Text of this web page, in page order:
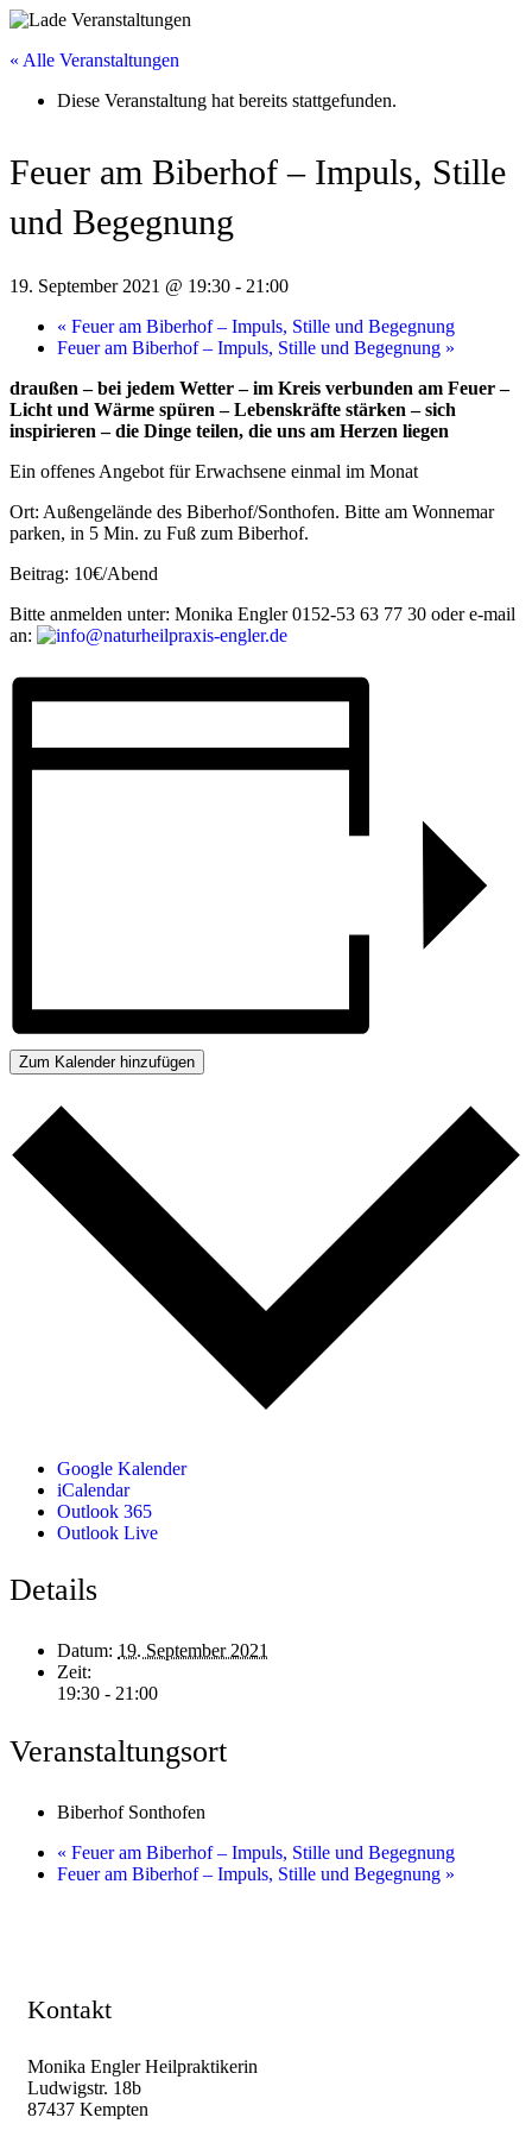
« Alle Veranstaltungen
Diese Veranstaltung hat bereits stattgefunden.
Feuer am Biberhof – Impuls, Stille
und Begegnung
19. September 2021 @ 19:30 - 21:00
« Feuer am Biberhof – Impuls, Stille und Begegnung
Feuer am Biberhof – Impuls, Stille und Begegnung »
draußen – bei jedem Wetter – im Kreis verbunden am Feuer –
Licht und Wärme spüren – Lebenskräfte stärken – sich
inspirieren – die Dinge teilen, die uns am Herzen liegen
Ein offenes Angebot für Erwachsene einmal im Monat
Ort: Außengelände des Biberhof/Sonthofen. Bitte am Wonnemar
parken, in 5 Min. zu Fuß zum Biberhof.
Beitrag: 10€/Abend
Bitte anmelden unter: Monika Engler 0152-53 63 77 30 oder e-mail
an:
Zum Kalender hinzufügen
Google Kalender
iCalendar
Outlook 365
Outlook Live
Details
Datum: 19. September 2021
Zeit:
19:30 - 21:00
Veranstaltungsort
Biberhof Sonthofen
« Feuer am Biberhof – Impuls, Stille und Begegnung
Feuer am Biberhof – Impuls, Stille und Begegnung »
Kontakt
Monika Engler Heilpraktikerin
Ludwigstr. 18b
87437 Kempten